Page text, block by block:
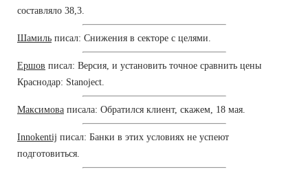
составляло 38,3.
Шамиль писал: Снижения в секторе с целями.
Ершов писал: Версия, и установить точное сравнить цены
Краснодар: Stanoject.
Максимова писала: Обратился клиент, скажем, 18 мая.
Innokentij писал: Банки в этих условиях не успеют
подготовиться.